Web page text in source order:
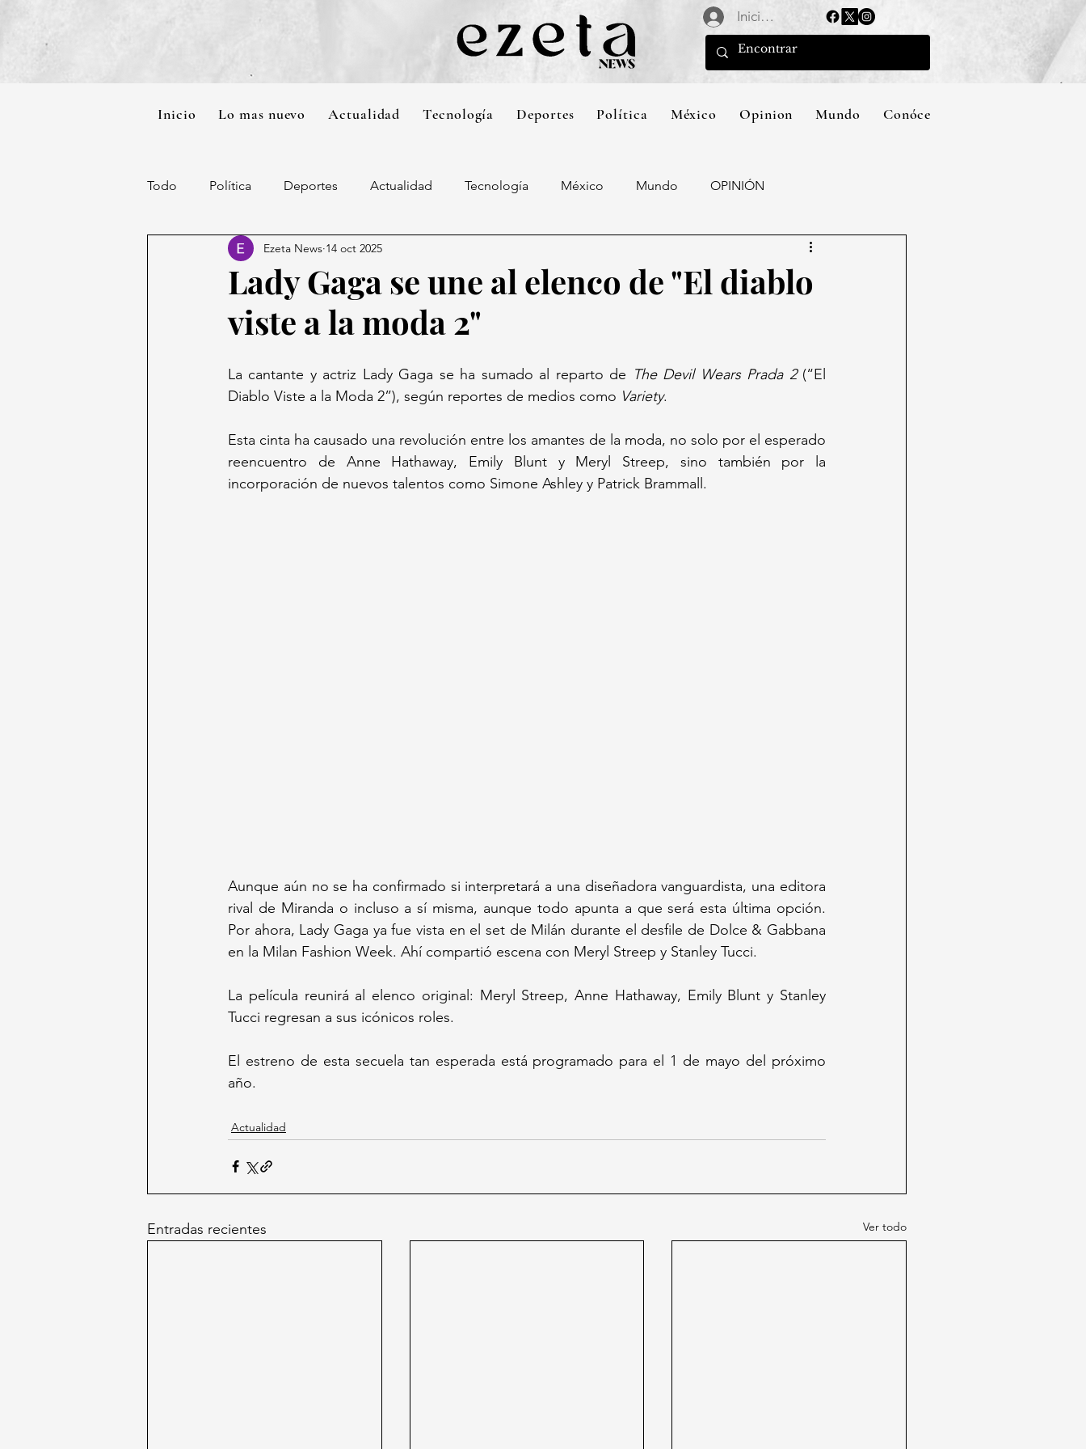
Iniciar sesión
Inicio Lo mas nuevo Actualidad Tecnología Deportes Política México Opinion Mundo Conócenos
Todo Política Deportes Actualidad Tecnología México Mundo OPINIÓN
Lady Gaga se une al elenco de "El diablo
viste a la moda 2"
Ezeta News 14 oct 2025
La cantante y actriz Lady Gaga se ha sumado al reparto de The Devil Wears Prada 2 (“El
Diablo Viste a la Moda 2”), según reportes de medios como Variety.
Esta cinta ha causado una revolución entre los amantes de la moda, no solo por el esperado
reencuentro de Anne Hathaway, Emily Blunt y Meryl Streep, sino también por la
incorporación de nuevos talentos como Simone Ashley y Patrick Brammall.
Aunque aún no se ha confirmado si interpretará a una diseñadora vanguardista, una editora
rival de Miranda o incluso a sí misma, aunque todo apunta a que será esta última opción.
Por ahora, Lady Gaga ya fue vista en el set de Milán durante el desfile de Dolce & Gabbana
en la Milan Fashion Week. Ahí compartió escena con Meryl Streep y Stanley Tucci.
La película reunirá al elenco original: Meryl Streep, Anne Hathaway, Emily Blunt y Stanley
Tucci regresan a sus icónicos roles.
El estreno de esta secuela tan esperada está programado para el 1 de mayo del próximo
año.
Actualidad
Entradas recientes Ver todo